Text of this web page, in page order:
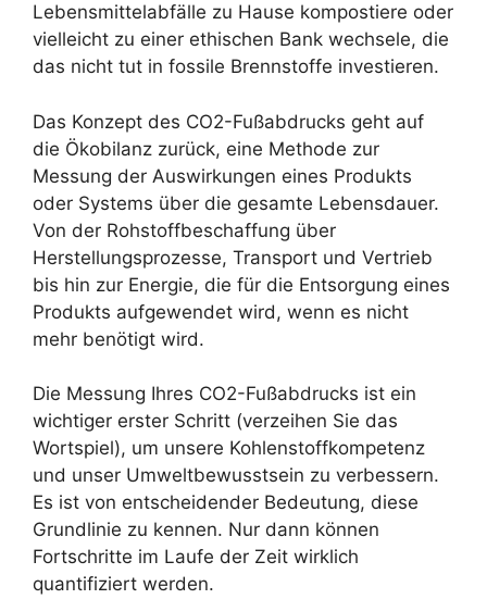
Lebensmittelabfälle zu Hause kompostiere oder
vielleicht zu einer ethischen Bank wechsele, die
das nicht tut in fossile Brennstoffe investieren.
Das Konzept des CO2-Fußabdrucks geht auf
die Ökobilanz zurück, eine Methode zur
Messung der Auswirkungen eines Produkts
oder Systems über die gesamte Lebensdauer.
Von der Rohstoffbeschaffung über
Herstellungsprozesse, Transport und Vertrieb
bis hin zur Energie, die für die Entsorgung eines
Produkts aufgewendet wird, wenn es nicht
mehr benötigt wird.
Die Messung Ihres CO2-Fußabdrucks ist ein
wichtiger erster Schritt (verzeihen Sie das
Wortspiel), um unsere Kohlenstoffkompetenz
und unser Umweltbewusstsein zu verbessern.
Es ist von entscheidender Bedeutung, diese
Grundlinie zu kennen. Nur dann können
Fortschritte im Laufe der Zeit wirklich
quantifiziert werden.